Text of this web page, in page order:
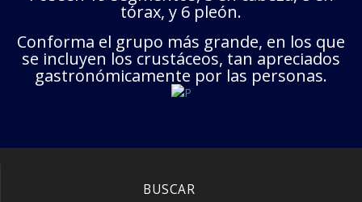
tórax, y 6 pleón.
Conforma el grupo más grande, en los que
se incluyen los crustáceos, tan apreciados
gastronómicamente por las personas.
BUSCAR